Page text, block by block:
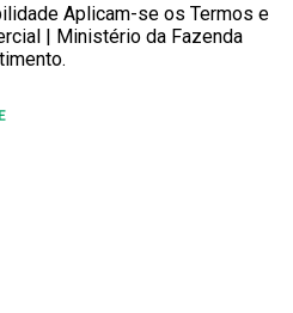
Aplicam-se os Termos e
| Ministério da Fazenda